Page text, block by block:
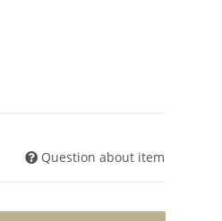
Question about item